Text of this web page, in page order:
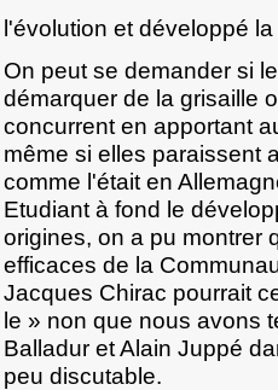
l'évolution et développé
On peut se demander si
démarquer de la grisaille
concurrent en apportant
même si elles paraissent
comme l'était en
Etudiant à fond le
origines, on a pu montrer
efficaces de la
Jacques Chirac pourrait
le » non que nous avons
Balladur et Alain Juppé
peu discutable.